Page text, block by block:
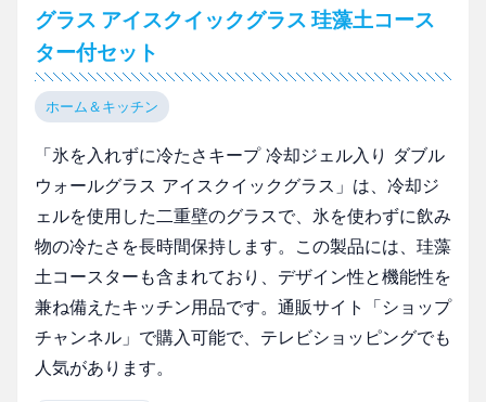
グラス アイスクイックグラス 珪藻土コース
ター付セット
ホーム＆キッチン
「氷を入れずに冷たさキープ 冷却ジェル入り ダブル
ウォールグラス アイスクイックグラス」は、冷却ジ
ェルを使用した二重壁のグラスで、氷を使わずに飲み
物の冷たさを長時間保持します。この製品には、珪藻
土コースターも含まれており、デザイン性と機能性を
兼ね備えたキッチン用品です。通販サイト「ショップ
チャンネル」で購入可能で、テレビショッピングでも
人気があります。